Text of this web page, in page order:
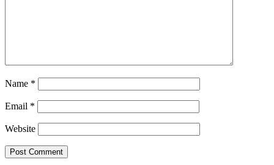
Name *
Email *
Website